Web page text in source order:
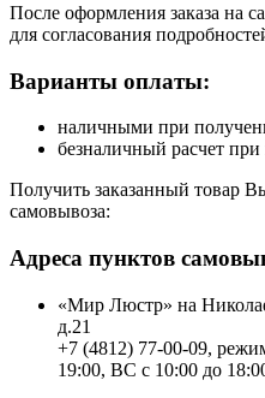
После оформления заказа на
для согласования
Варианты оплаты:
наличными при
безналичный расчет
Получить заказанный товар
самовывоза:
Адреса пунктов
«Мир Люстр» на
д.21
+7 (4812) 77-00-09,
19:00, ВС с 10:00 до